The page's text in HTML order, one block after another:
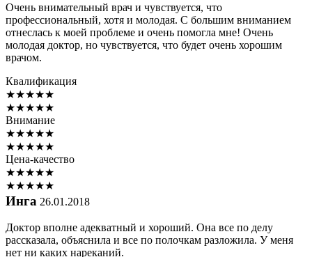
Очень внимательный врач и чувствуется, что
профессиональный, хотя и молодая. С большим вниманием
отнеслась к моей проблеме и очень помогла мне! Очень
молодая доктор, но чувствуется, что будет очень хорошим
врачом.
Квалификация
★★★★★
★★★★★
Внимание
★★★★★
★★★★★
Цена-качество
★★★★★
★★★★★
Инга 26.01.2018
Доктор вполне адекватный и хороший. Она все по делу
рассказала, объяснила и все по полочкам разложила. У меня
нет ни каких нареканий.